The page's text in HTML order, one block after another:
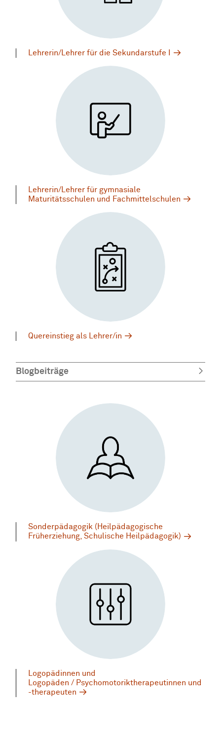
Lehrerin/Lehrer für die Sekundarstufe I
Lehrerin/Lehrer für gymnasiale
Maturitätsschulen und Fachmittelschulen
Quereinstieg als Lehrer/in
Blogbeiträge
Sonderpädagogik (Heilpädagogische
Früherziehung, Schulische Heilpädagogik)
Logopädinnen und
Logopäden / Psychomotoriktherapeutinnen und
-therapeuten